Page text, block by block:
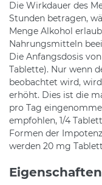
Die Wirkdauer des
Stunden betragen,
Menge Alkohol
Nahrungsmitteln
Die Anfangsdosis
Tablette). Nur wenn
beobachtet wird,
erhöht. Dies ist die
pro Tag
empfohlen, 1/4
Formen der
werden 20 mg